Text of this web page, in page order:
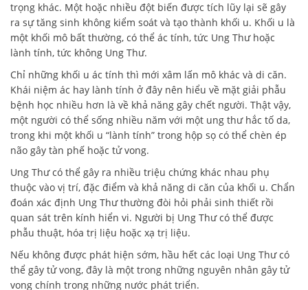
trọng khác. Một hoặc nhiều đột biến được tích lũy lại sẽ gây
ra sự tăng sinh không kiểm soát và tạo thành khối u. Khối u là
một khối mô bất thường, có thể ác tính, tức Ung Thư hoặc
lành tính, tức không Ung Thư.
Chỉ những khối u ác tính thì mới xâm lấn mô khác và di căn.
Khái niệm ác hay lành tính ở đây nên hiểu về mặt giải phẫu
bệnh học nhiều hơn là về khả năng gây chết người. Thật vậy,
một người có thể sống nhiều năm với một ung thư hắc tố da,
trong khi một khối u “lành tính” trong hộp sọ có thể chèn ép
não gây tàn phế hoặc tử vong.
Ung Thư có thể gây ra nhiều triệu chứng khác nhau phụ
thuộc vào vị trí, đặc điểm và khả năng di căn của khối u. Chẩn
đoán xác định Ung Thư thường đòi hỏi phải sinh thiết rồi
quan sát trên kính hiển vi. Người bị Ung Thư có thể được
phẫu thuật, hóa trị liệu hoặc xạ trị liệu.
Nếu không được phát hiện sớm, hầu hết các loại Ung Thư có
thể gây tử vong, đây là một trong những nguyên nhân gây tử
vong chính trong những nước phát triển.